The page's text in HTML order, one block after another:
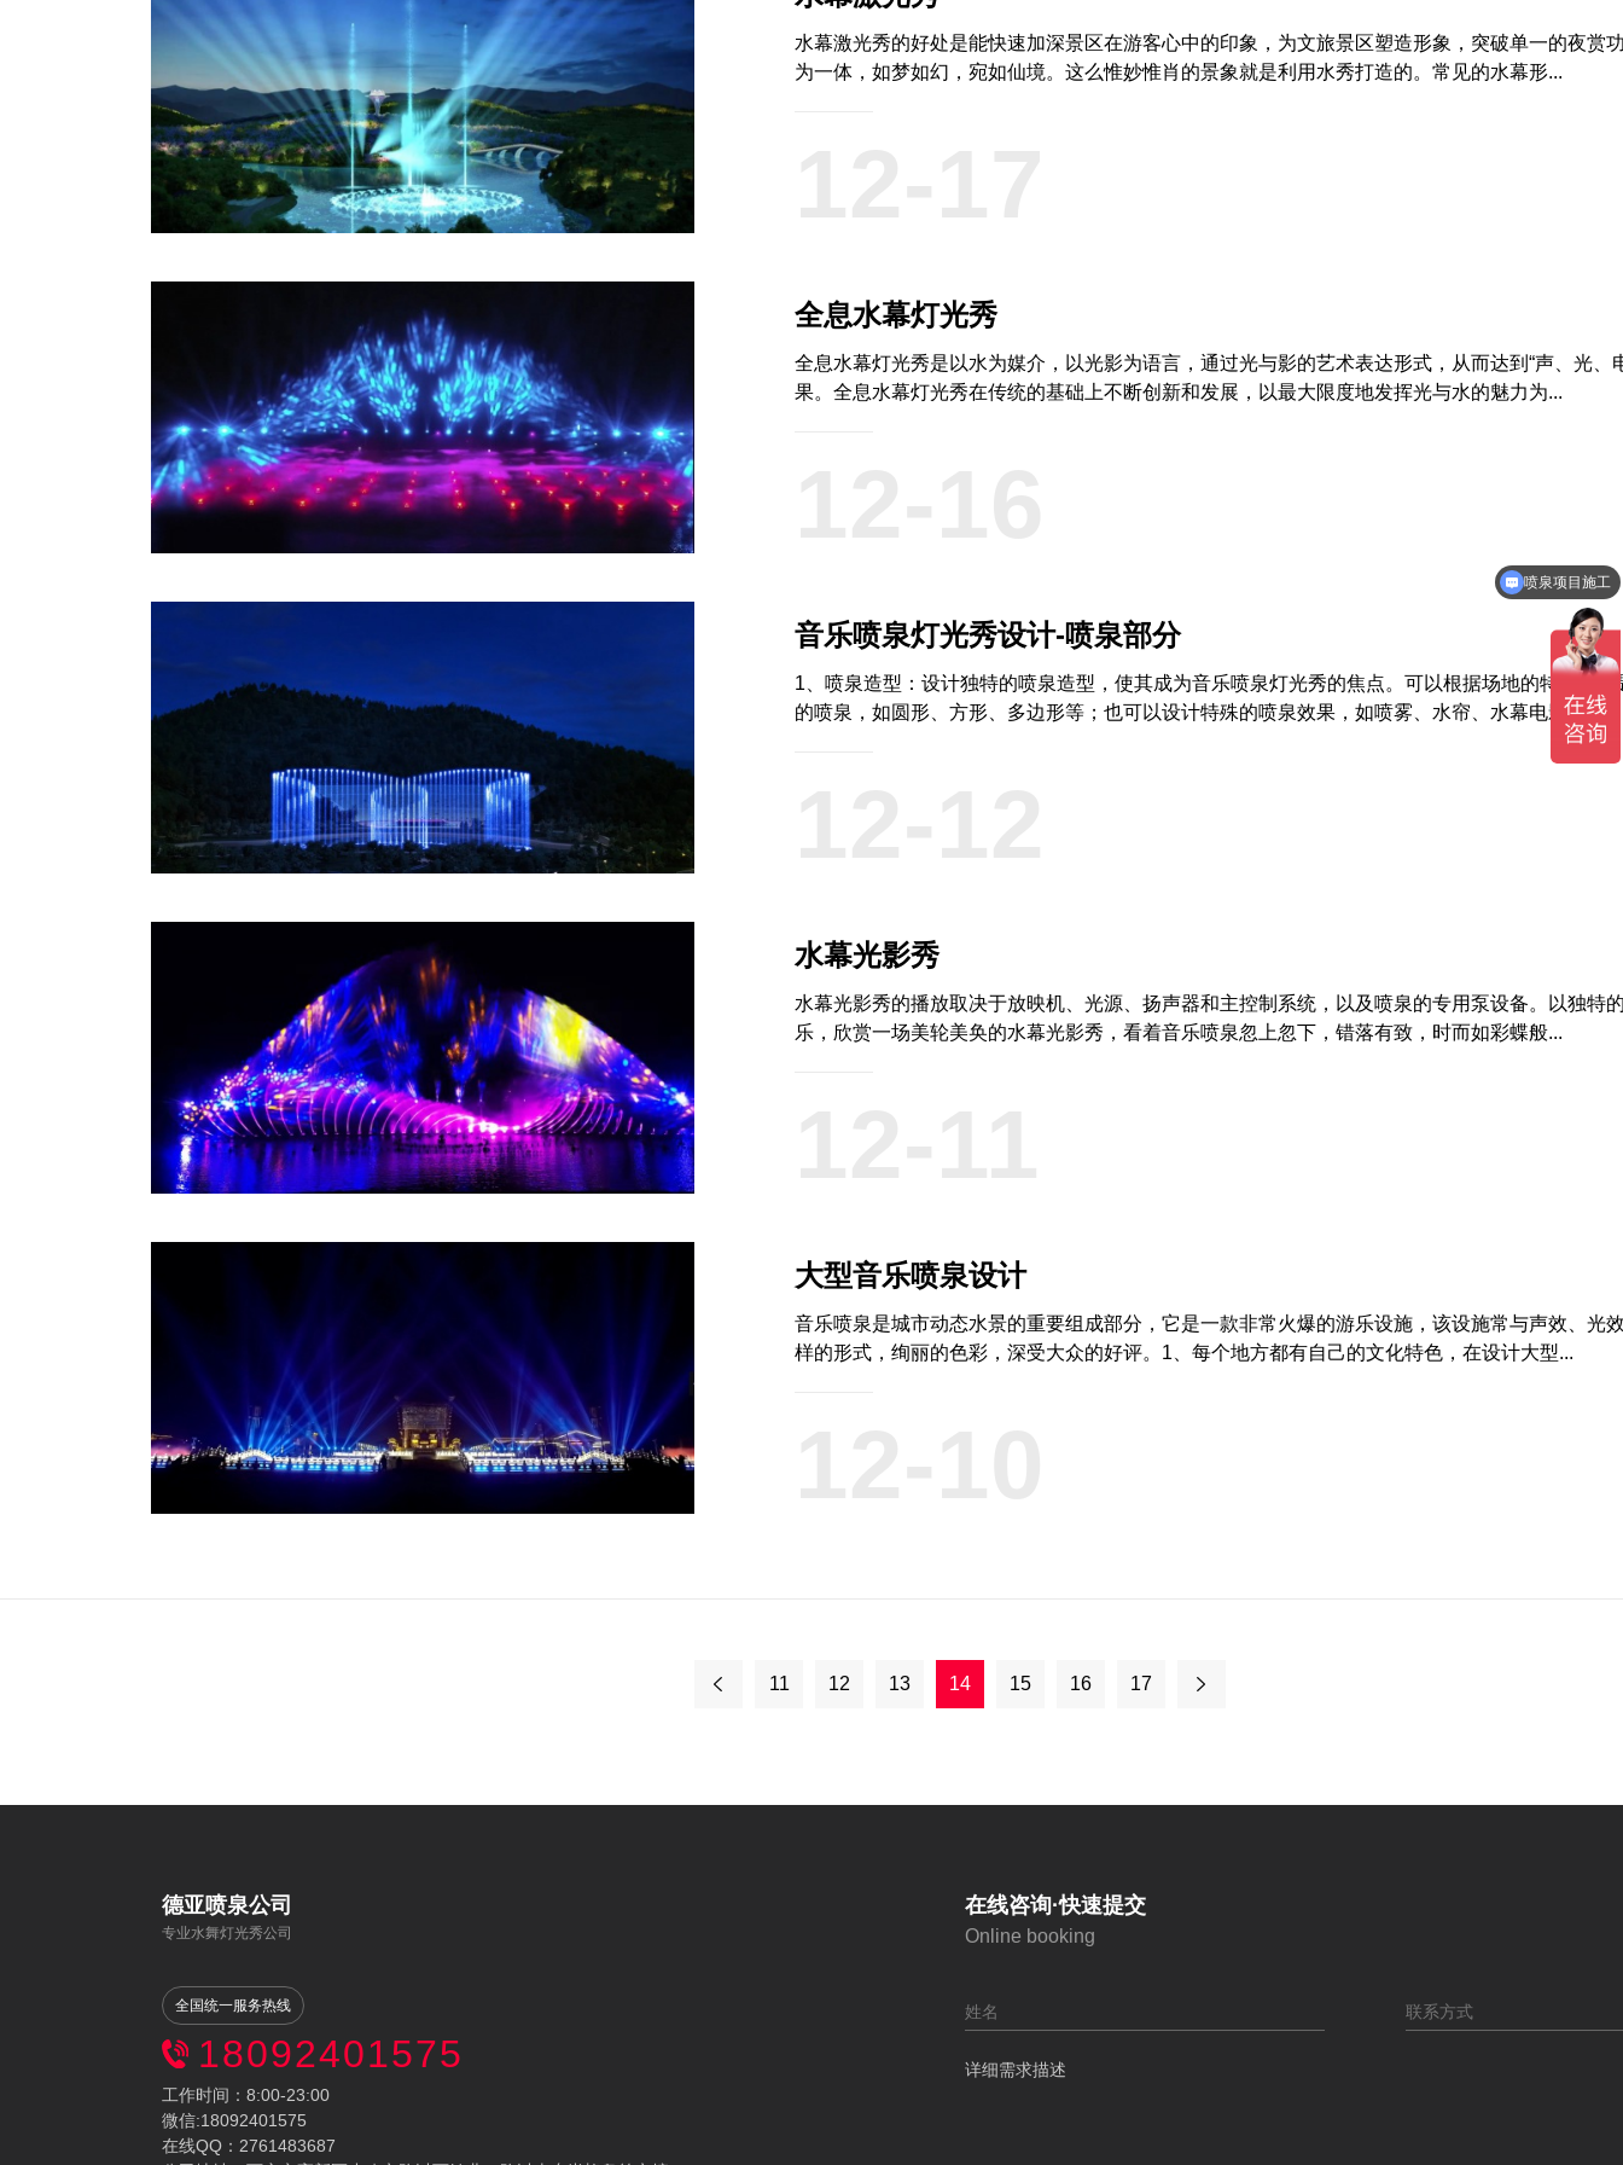
水幕激光秀的好处是能快速加深景区在游客心中的印象，为文旅景区塑造形象，突破单一的夜赏
为一体，如梦如幻，宛如仙境。这么惟妙惟肖的景象就是利用水秀打造的。常见的水幕形...
全息水幕灯光秀
全息水幕灯光秀是以水为媒介，以光影为语言，通过光与影的艺术表达形式，从而达到“声、光、
果。全息水幕灯光秀在传统的基础上不断创新和发展，以最大限度地发挥光与水的魅力为...
音乐喷泉灯光秀设计-喷泉部分
1、喷泉造型：设计独特的喷泉造型，使其成为音乐喷泉灯光秀的焦点。可以根据场地的特点和
的喷泉，如圆形、方形、多边形等；也可以设计特殊的喷泉效果，如喷雾、水帘、水幕电影...
水幕光影秀
水幕光影秀的播放取决于放映机、光源、扬声器和主控制系统，以及喷泉的专用泵设备。以独特
乐，欣赏一场美轮美奂的水幕光影秀，看着音乐喷泉忽上忽下，错落有致，时而如彩蝶般...
大型音乐喷泉设计
音乐喷泉是城市动态水景的重要组成部分，它是一款非常火爆的游乐设施，该设施常与声效、光
样的形式，绚丽的色彩，深受大众的好评。1、每个地方都有自己的文化特色，在设计大型...
11 12 13 14 15 16 17
德亚喷泉公司
专业水舞灯光秀公司
全国统一服务热线
18092401575
工作时间：8:00-23:00
微信:18092401575
在线QQ：2761483687
在线咨询·快速提交
Online booking
详细需求描述
喷泉造价
喷泉项目施工